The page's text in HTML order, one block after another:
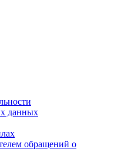
данных
обращений о